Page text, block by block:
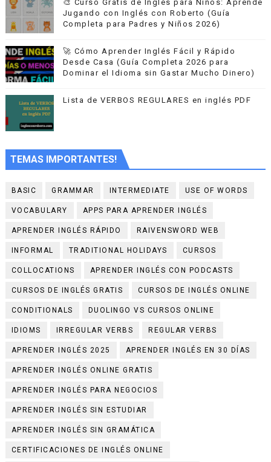
🎨 Curso Gratis de Inglés para Niños: Aprende
Jugando con Inglés con Roberto (Guía
Completa para Padres y Niños 2026)
🚀 Cómo Aprender Inglés Fácil y Rápido
Desde Casa (Guía Completa 2026 para
Dominar el Idioma sin Gastar Mucho Dinero)
Lista de VERBOS REGULARES en inglés PDF
TEMAS IMPORTANTES!
BASIC GRAMMAR INTERMEDIATE USE OF WORDS
VOCABULARY APPS PARA APRENDER INGLÉS
APRENDER INGLÉS RÁPIDO RAIVENSWORD WEB
INFORMAL TRADITIONAL HOLIDAYS CURSOS
COLLOCATIONS APRENDER INGLÉS CON PODCASTS
CURSOS DE INGLÉS GRATIS CURSOS DE INGLÉS ONLINE
CONDITIONALS DUOLINGO VS CURSOS ONLINE
IDIOMS IRREGULAR VERBS REGULAR VERBS
APRENDER INGLÉS 2025 APRENDER INGLÉS EN 30 DÍAS
APRENDER INGLÉS ONLINE GRATIS
APRENDER INGLÉS PARA NEGOCIOS
APRENDER INGLÉS SIN ESTUDIAR
APRENDER INGLÉS SIN GRAMÁTICA
CERTIFICACIONES DE INGLÉS ONLINE